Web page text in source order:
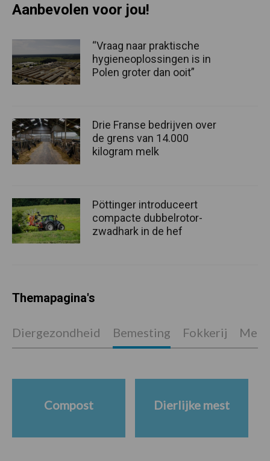
Aanbevolen voor jou!
“Vraag naar praktische
hygieneoplossingen is in
Polen groter dan ooit”
Drie Franse bedrijven over
de grens van 14.000
kilogram melk
Pöttinger introduceert
compacte dubbelrotor-
zwadhark in de hef
Themapagina's
Diergezondheid Bemesting Fokkerij
Compost Dierlijke mest